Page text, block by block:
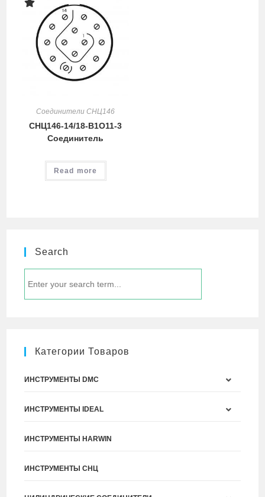
Соединители СНЦ146
СНЦ146-14/18-В1О11-3
Соединитель
Read more
Search
Категории Товаров
ИНСТРУМЕНТЫ DMC
ИНСТРУМЕНТЫ IDEAL
ИНСТРУМЕНТЫ HARWIN
ИНСТРУМЕНТЫ СНЦ